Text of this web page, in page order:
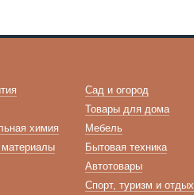
химия
Сад и огород
Товары для дома
Мебель
Бытовая техника
Автотовары
Спорт, туризм и отдых